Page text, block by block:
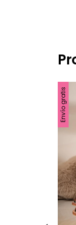
Envío gratis